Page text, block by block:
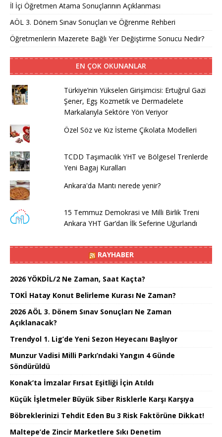
İl İçi Öğretmen Atama Sonuçlarının Açıklanması
AÖL 3. Dönem Sınav Sonuçları ve Öğrenme Rehberi
Öğretmenlerin Mazerete Bağlı Yer Değiştirme Sonucu Nedir?
EN ÇOK OKUNANLAR
Türkiye’nin Yükselen Girişimcisi: Ertuğrul Gazi
Şener, Egş Kozmetik ve Dermadelete
Markalarıyla Sektöre Yön Veriyor
Özel Söz ve Kız İsteme Çikolata Modelleri
TCDD Taşımacılık YHT ve Bölgesel Trenlerde
Yeni Bagaj Kuralları
Ankara'da Mantı nerede yenir?
15 Temmuz Demokrasi ve Milli Birlik Treni
Ankara YHT Gar’dan İlk Seferine Uğurlandı
RAYHABER
2026 YÖKDİL/2 Ne Zaman, Saat Kaçta?
TOKİ Hatay Konut Belirleme Kurası Ne Zaman?
2026 AÖL 3. Dönem Sınav Sonuçları Ne Zaman
Açıklanacak?
Trendyol 1. Lig’de Yeni Sezon Heyecanı Başlıyor
Munzur Vadisi Milli Parkı’ndaki Yangın 4 Günde
Söndürüldü
Konak’ta İmzalar Fırsat Eşitliği İçin Atıldı
Küçük İşletmeler Büyük Siber Risklerle Karşı Karşıya
Böbreklerinizi Tehdit Eden Bu 3 Risk Faktörüne Dikkat!
Maltepe’de Zincir Marketlere Sıkı Denetim